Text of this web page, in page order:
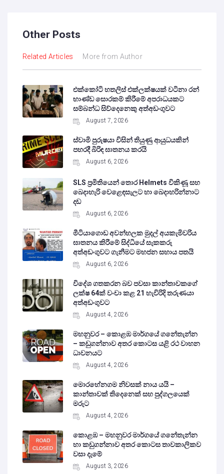
Other Posts
Related Articles More from Author
එක්කෝටි හතලිස් එක්ලක්ෂයක් වටිනා රන්
භාණ්ඩ සොරකම් කිරීමේ අපරාධයකට
සම්බන්ධ සිව්දෙනෙකු අත්අඩංගුවට
August 7, 2026
ස්වාමි පුරුෂයා විසින් තියුණු ආයුධයකින්
පහරදී බිරිඳ ඝාතනය කරයි
August 6, 2026
SLS ප්‍රමිතියෙන් තොර Helmets විකිණූ සහ
බෙදාහැරි වෙළෙඳසැලට හා බෙදාහරින්නාට
දඩ
August 6, 2026
මීටියාගොඩ අවන්හලක මුදල් අයකැමිවරිය
ඝාතනය කිරීමේ සිද්ධියේ සැකකරු
අත්අඩංගුවට ගැනීමට මහජන සහාය පතයි
August 6, 2026
විදේශ ගතකරන බව පවසා කාන්තාවකගේ
ලක්ෂ 64ක් වංචා කළ 21 හැවිරිදි තරුණයා
අත්අඩංගුවට
August 4, 2026
මහනුවර – කොළඹ මාර්ගයේ ගනේතැන්න
– කඩුගන්නාව අතර කොටස යළි රථ වාහන
ධාවනයට
August 4, 2026
මොරහේනගම නිවසක් නාය යයි –
කාන්තාවක් තිදෙනෙක් සහ පුද්ගලයෙක්
මරුට
August 4, 2026
කොළඹ – මහනුවර මාර්ගයේ ගනේතැන්න
හා කඩුගන්නාව අතර කොටස තාවකාලිකව
වසා දැමේ
August 3, 2026